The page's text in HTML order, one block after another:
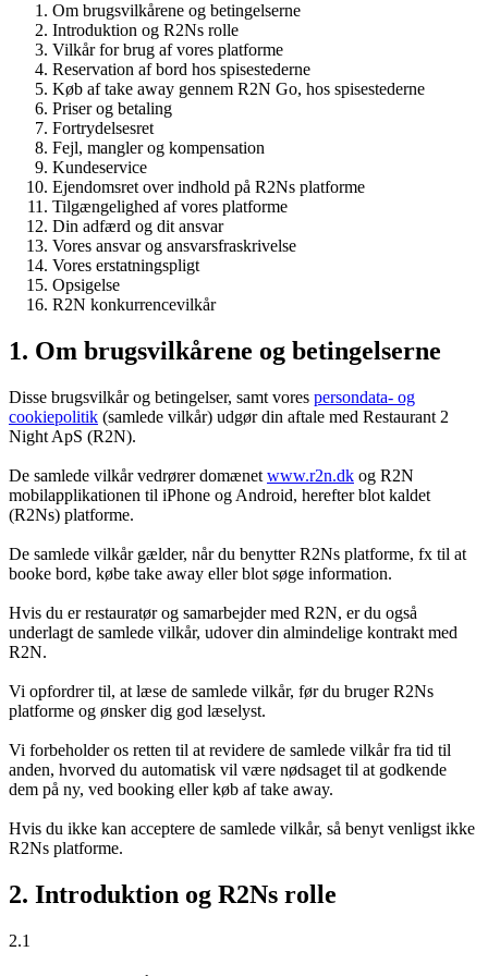
Om brugsvilkårene og betingelserne
Introduktion og R2Ns rolle
Vilkår for brug af vores platforme
Reservation af bord hos spisestederne
Køb af take away gennem R2N Go, hos spisestederne
Priser og betaling
Fortrydelsesret
Fejl, mangler og kompensation
Kundeservice
Ejendomsret over indhold på R2Ns platforme
Tilgængelighed af vores platforme
Din adfærd og dit ansvar
Vores ansvar og ansvarsfraskrivelse
Vores erstatningspligt
Opsigelse
R2N konkurrencevilkår
1. Om brugsvilkårene og betingelserne
Disse brugsvilkår og betingelser, samt vores persondata- og
cookiepolitik (samlede vilkår) udgør din aftale med Restaurant 2
Night ApS (R2N).
De samlede vilkår vedrører domænet www.r2n.dk og R2N
mobilapplikationen til iPhone og Android, herefter blot kaldet
(R2Ns) platforme.
De samlede vilkår gælder, når du benytter R2Ns platforme, fx til at
booke bord, købe take away eller blot søge information.
Hvis du er restauratør og samarbejder med R2N, er du også
underlagt de samlede vilkår, udover din almindelige kontrakt med
R2N.
Vi opfordrer til, at læse de samlede vilkår, før du bruger R2Ns
platforme og ønsker dig god læselyst.
Vi forbeholder os retten til at revidere de samlede vilkår fra tid til
anden, hvorved du automatisk vil være nødsaget til at godkende
dem på ny, ved booking eller køb af take away.
Hvis du ikke kan acceptere de samlede vilkår, så benyt venligst ikke
R2Ns platforme.
2. Introduktion og R2Ns rolle
2.1